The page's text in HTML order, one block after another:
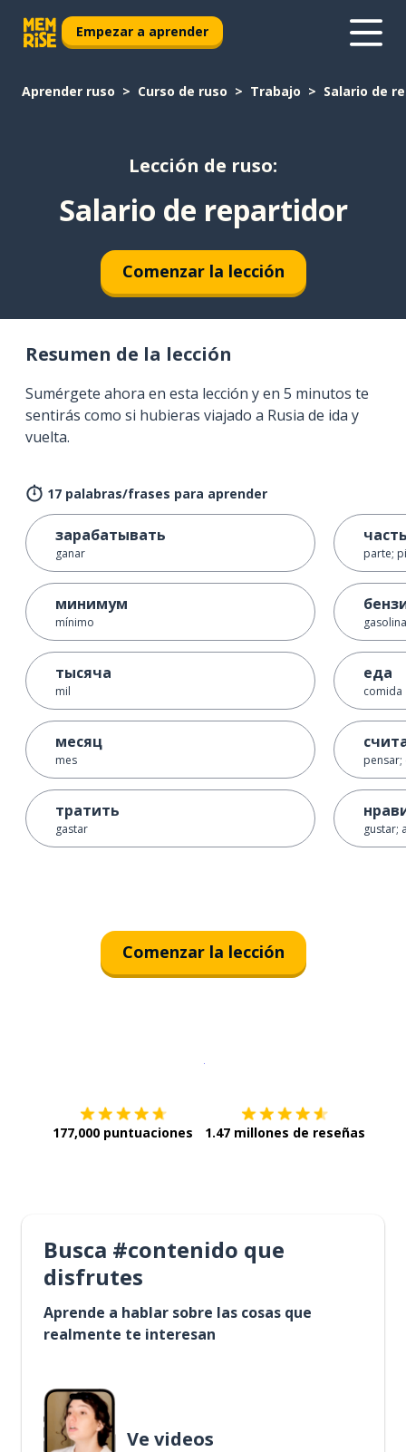
Empezar a aprender
Aprender ruso Curso de ruso Trabajo Salario de
Lección de ruso:
Salario de repartidor
Comenzar la lección
Resumen de la lección
Sumérgete ahora en esta lección y en 5 minutos te
sentirás como si hubieras viajado a Rusia de ida y
vuelta.
17 palabras/frases para aprender
зарабатывать
ganar
минимум
mínimo
тысяча
mil
месяц
mes
тратить
gastar
parte;
gasolina
еда
comida
gustar;
Comenzar la lección
177,000 puntuaciones 1.47 millones de reseñas
Busca #contenido que
disfrutes
Aprende a hablar sobre las cosas que
realmente te interesan
Ve videos